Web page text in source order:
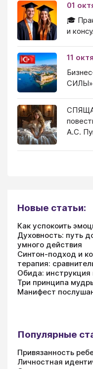
01
🎓
и
11
СИЛЫ»
А.С.
Новые статьи:
Как успокоить
Духовность: путь
умного действия
Синтон-подход и
терапия:
Обида:
Три принципа
Манифест
Популярные
Привязанность
Личностная